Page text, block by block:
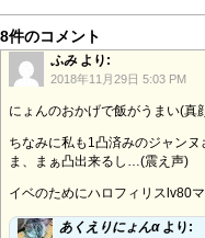
8件のコメント
ふみ より:
2018年11月29日 5:03 PM
にょんのおかげで飯がうまい(真
ちなみに私も1凸済みのジャンヌ
ま、まぁ凸出来るし…(震え声)
イベのためにハロフィリスlv80
あくえりにょんα より: